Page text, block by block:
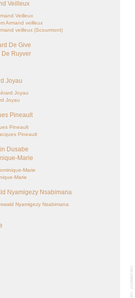
Veilleux
Veilleux
Armand veilleux
veilleux (Scourmont)
De Give
De Ruyver
Joyau
Joyau
Joyau
Pineault
Pineault
Pineault
Dusabe
Marie
Marie
Marie
Nyamigezy Nsabimana
Nyamigezy Nsabimana